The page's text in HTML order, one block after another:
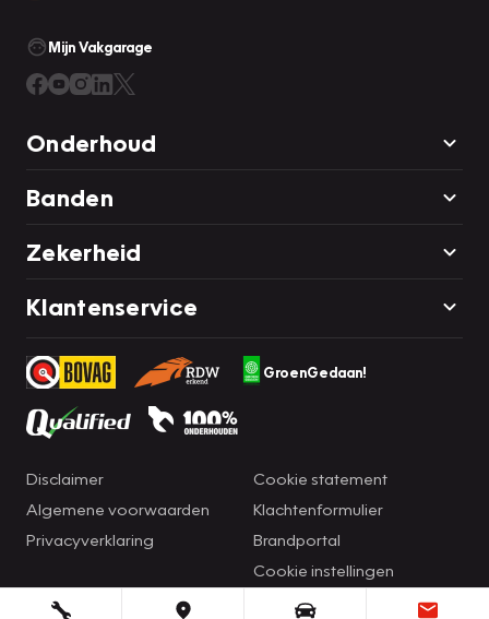
Mijn Vakgarage
Onderhoud
Banden
Zekerheid
Klantenservice
GroenGedaan!
Disclaimer
Algemene voorwaarden
Privacyverklaring
Cookie statement
Klachtenformulier
Brandportal
Cookie instellingen